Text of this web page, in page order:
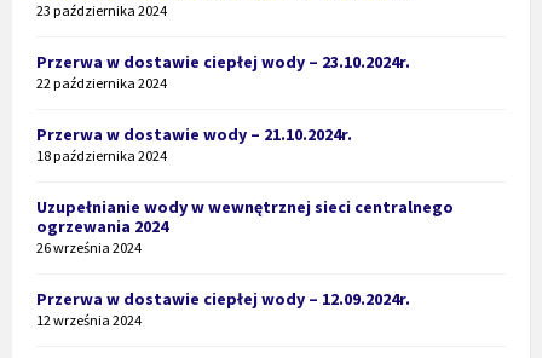
23 października 2024
Przerwa w dostawie ciepłej wody – 23.10.2024r.
22 października 2024
Przerwa w dostawie wody – 21.10.2024r.
18 października 2024
Uzupełnianie wody w wewnętrznej sieci centralnego
ogrzewania 2024
26 września 2024
Przerwa w dostawie ciepłej wody – 12.09.2024r.
12 września 2024